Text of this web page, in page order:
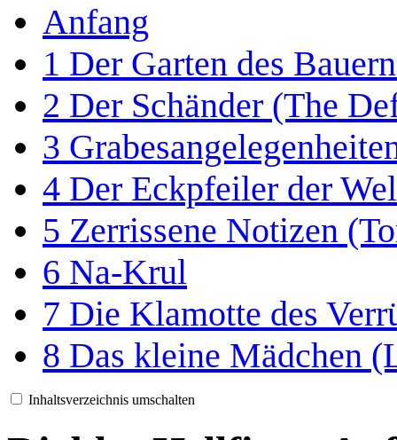
Anfang
1 Der Garten des
2 Der Schänder (The
3
4 Der Eckpfeiler der
5 Zerrissene Notizen
6 Na-Krul
7 Die Klamotte des
8 Das kleine Mädchen
Inhaltsverzeichnis umschalten